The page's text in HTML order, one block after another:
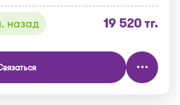
назад 19 520 тг.